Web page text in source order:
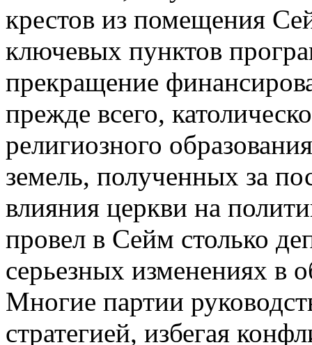
крестов из помещения
ключевых пунктов
прекращение
прежде всего,
религиозного
земель, полученных за
влияния церкви на
провел в Сейм столько
серьезных изменениях в
Многие партии
стратегией, избегая